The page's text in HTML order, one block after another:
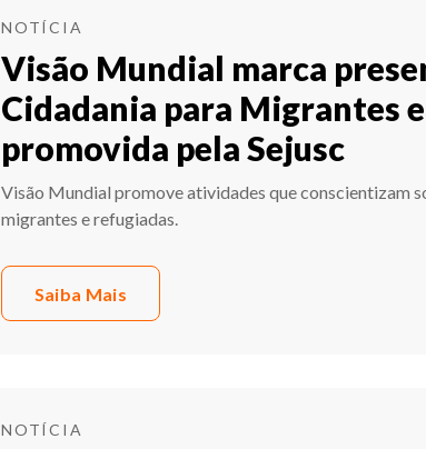
NOTÍCIA
Visão Mundial marca
Cidadania para Migrantes
promovida pela Sejusc
Visão Mundial promove atividades que conscientizam
migrantes e refugiadas.
Saiba Mais
NOTÍCIA